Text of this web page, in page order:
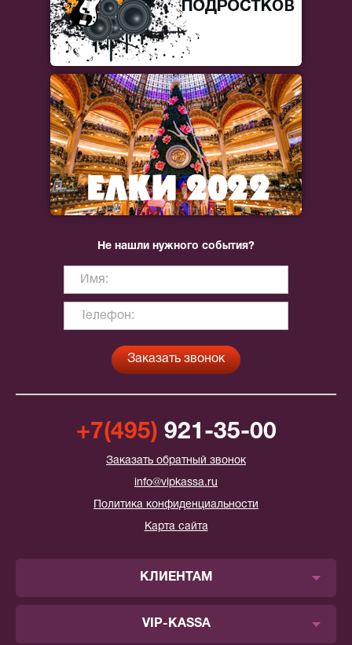
Не нашли нужного события?
+7(495) 921-35-00
Заказать обратный звонок
info@vipkassa.ru
Политика конфиденциальности
Карта сайта
КЛИЕНТАМ
VIP-KASSA